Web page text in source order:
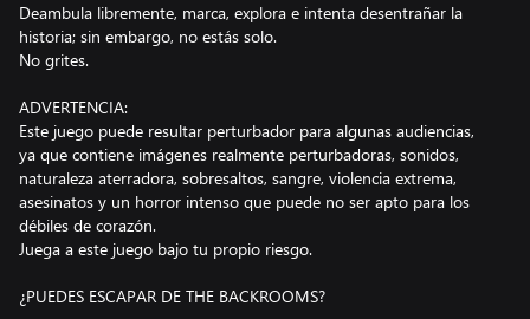
Deambula libremente, marca, explora e intenta desentrañar la
historia; sin embargo, no estás solo.
No grites.
ADVERTENCIA:
Este juego puede resultar perturbador para algunas audiencias,
ya que contiene imágenes realmente perturbadoras, sonidos,
naturaleza aterradora, sobresaltos, sangre, violencia extrema,
asesinatos y un horror intenso que puede no ser apto para los
débiles de corazón.
Juega a este juego bajo tu propio riesgo.
¿PUEDES ESCAPAR DE THE BACKROOMS?